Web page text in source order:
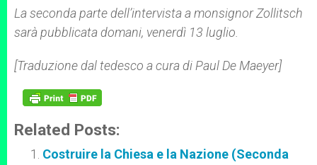
La seconda parte dell’intervista a monsignor Zollitsch
sarà pubblicata domani, venerdì 13 luglio.
[Traduzione dal tedesco a cura di Paul De Maeyer]
Related Posts:
Costruire la Chiesa e la Nazione (Seconda